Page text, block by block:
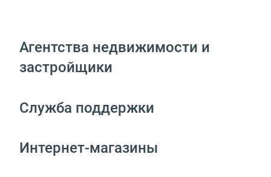
Агентства недвижимости и
застройщики
Служба поддержки
Интернет-магазины